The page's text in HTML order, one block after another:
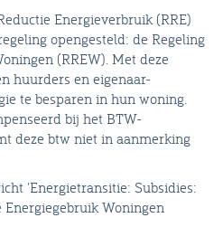
Energieverbruik (RRE)
opengesteld: de Regeling
(RREW). Met deze
huurders en eigenaar-
te besparen in hun woning.
bij het BTW-
deze btw niet in aanmerking
'Energietransitie: Subsidies:
Woningen